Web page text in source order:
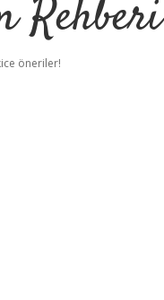
Rehberi
öneriler!